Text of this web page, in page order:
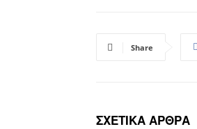
Share
ΣΧΕΤΙΚΑ ΑΡΘΡΑ